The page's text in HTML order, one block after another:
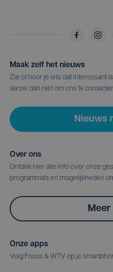
Maak zelf het nieuws
Zie of hoor je iets dat interessant
aarzel dan niet om ons te
Nieuws
Over ons
Ontdek hier alle info over onze
programma's en mogelijkheden
Meer
Onze apps
Volg Focus & WTV op je